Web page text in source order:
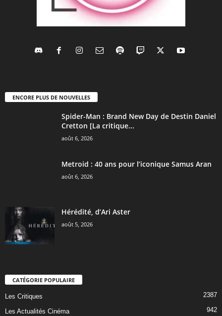
ENCORE PLUS DE NOUVELLES
Spider-Man : Brand New Day de Destin Daniel
Cretton [La critique...
août 6, 2026
Metroid : 40 ans pour l’iconique Samus Aran
août 6, 2026
Hérédité, d’Ari Aster
août 5, 2026
CATÉGORIE POPULAIRE
Les Critiques 2387
Les Actualités Cinéma 942